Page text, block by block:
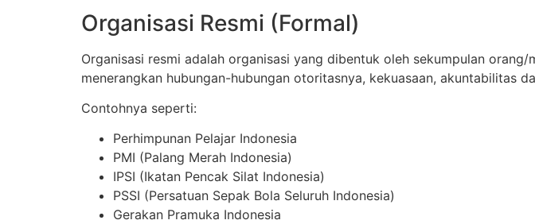
Organisasi Resmi (Formal)
Organisasi resmi adalah organisasi yang dibentuk oleh sekumpulan
menerangkan hubungan-hubungan otoritasnya, kekuasaan, akuntabilitas
Contohnya seperti:
Perhimpunan Pelajar Indonesia
PMI (Palang Merah Indonesia)
IPSI (Ikatan Pencak Silat Indonesia)
PSSI (Persatuan Sepak Bola Seluruh Indonesia)
Gerakan Pramuka Indonesia